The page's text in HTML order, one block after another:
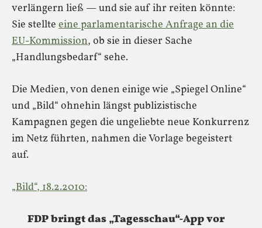
verlängern ließ — und sie auf ihr reiten könnte:
Sie stellte eine parlamentarische Anfrage an die
EU-Kommission, ob sie in dieser Sache
„Handlungsbedarf“ sehe.
Die Medien, von denen einige wie „Spiegel Online“
und „Bild“ ohnehin längst publizistische
Kampagnen gegen die ungeliebte neue Konkurrenz
im Netz führten, nahmen die Vorlage begeistert
auf.
„Bild“, 18.2.2010:
FDP bringt das „Tagesschau“-App vor